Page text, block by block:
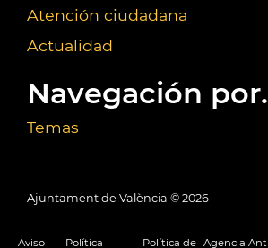
Atención ciudadana
Actualidad
Navegación
Temas
Ajuntament de València © 2026
Aviso Política Política de Agencia